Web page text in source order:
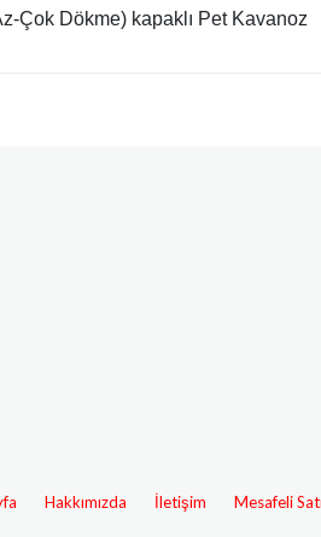
Çok Dökme) kapaklı Pet Kavanoz
Hakkımızda İletişim Mesafeli